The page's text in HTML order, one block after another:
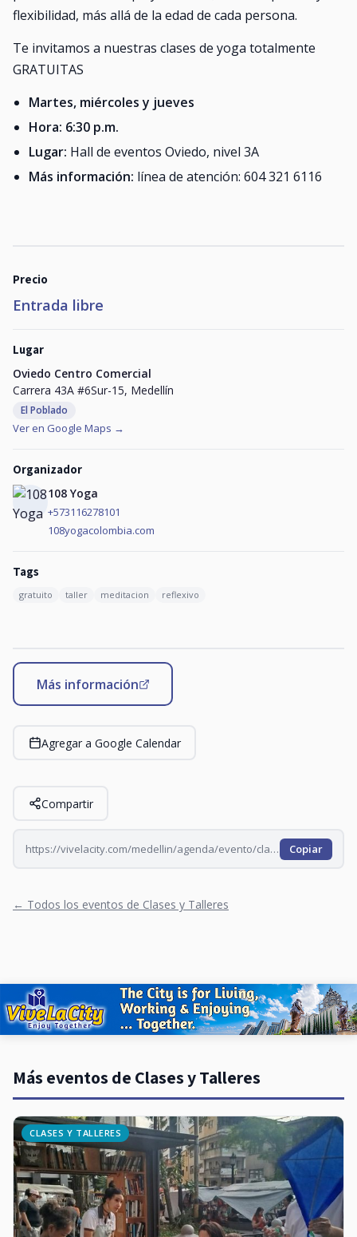
flexibilidad, más allá de la edad de cada persona.
Te invitamos a nuestras clases de yoga totalmente
GRATUITAS
Martes, miércoles y jueves
Hora: 6:30 p.m.
Lugar: Hall de eventos Oviedo, nivel 3A
Más información: línea de atención: 604 321 6116
Precio
Entrada libre
Lugar
Oviedo Centro Comercial
Carrera 43A #6Sur-15, Medellín
El Poblado
Ver en Google Maps →
Organizador
108 Yoga
+573116278101
108yogacolombia.com
Tags
gratuito taller meditacion reflexivo
Más información
Agregar a Google Calendar
Compartir
https://vivelacity.com/medellin/agenda/evento/clase-de-yoga-en-oviedo-2026-07-22 Copiar
← Todos los eventos de Clases y Talleres
Más eventos de Clases y Talleres
CLASES Y TALLERES